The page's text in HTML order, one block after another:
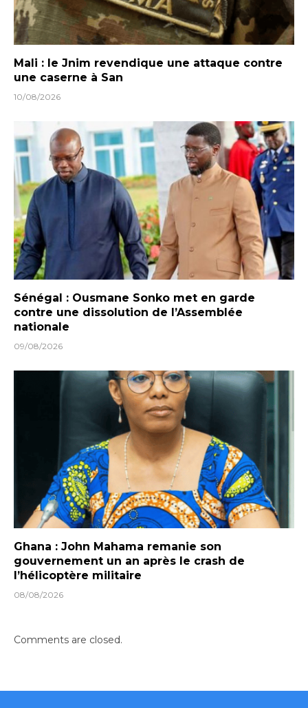
Mali : le Jnim revendique une attaque contre
une caserne à San
10/08/2026
Sénégal : Ousmane Sonko met en garde
contre une dissolution de l’Assemblée
nationale
09/08/2026
Ghana : John Mahama remanie son
gouvernement un an après le crash de
l’hélicoptère militaire
08/08/2026
Comments are closed.